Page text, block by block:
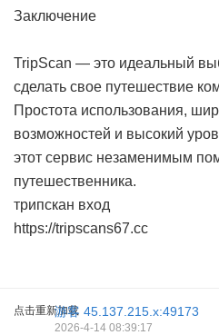
Заключение
TripScan — это идеальный
сделать свое путешествие
Простота использования,
возможностей и высокий
этот сервис незаменимым
путешественника.
трипскан вход
https://tripscans67.cc
点击重新加载
游客 45.137.215.x:49173
2026-4-14 08:39:17